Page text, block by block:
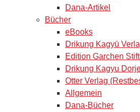
Dana-Artikel
Bücher
eBooks
Drikung Kagyü
Edition Garchen
Drikung Kagyu
Otter Verlag
Allgemein
Dana-Bücher